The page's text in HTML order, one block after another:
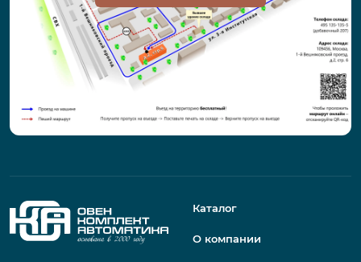
Каталог
О компании